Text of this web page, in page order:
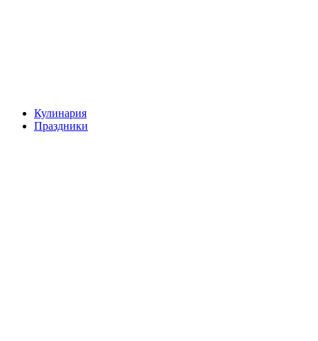
Кулинария
Праздники